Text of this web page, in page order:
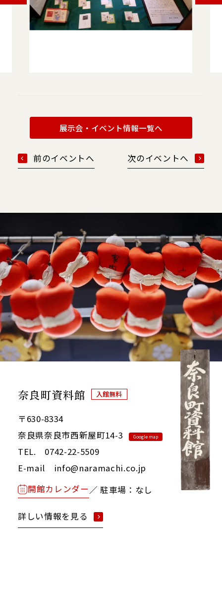
前のイベントへ
展示会・イベント情報一覧へ
次のイベントへ
奈良町資料館 入館無料
〒630-8334
奈良県奈良市西新屋町14-3
Google map
TEL. 0742-22-5509
E-mail info@naramachi.co.jp
開館カレンダー ／ 駐車場：なし
詳しい情報を見る